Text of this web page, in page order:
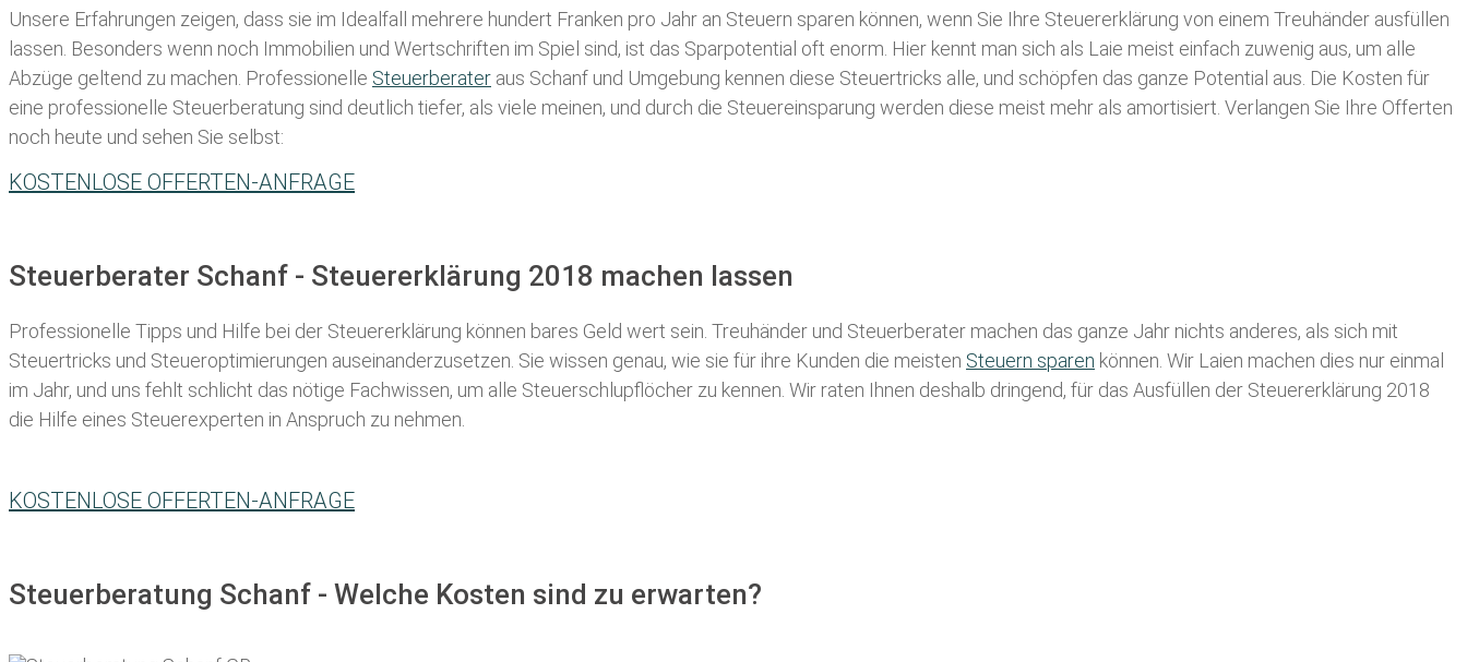
Unsere Erfahrungen zeigen, dass sie im Idealfall mehrere hundert Franken pro Jahr an Steuern sparen können, wenn Sie Ihre Steuererklärung von einem Treuhänder ausfüllen
lassen . Besonders wenn noch Immobilien und Wertschriften im Spiel sind, ist das Sparpotential oft enorm. Hier kennt man sich als Laie meist einfach zuwenig aus, um alle
Abzüge geltend zu machen. Professionelle Steuerberater aus Schanf und Umgebung kennen diese Steuertricks alle, und schöpfen das ganze Potential aus. Die Kosten für
eine professionelle Steuerberatung sind deutlich tiefer, als viele meinen, und durch die Steuereinsparung werden diese meist mehr als amortisiert. Verlangen Sie Ihre Offerten
noch heute und sehen Sie selbst:
KOSTENLOSE OFFERTEN-ANFRAGE
Steuerberater Schanf - Steuererklärung 2018 machen lassen
Professionelle Tipps und Hilfe bei der Steuererklärung können bares Geld wert sein. Treuhänder und Steuerberater machen das ganze Jahr nichts anderes, als sich mit
Steuertricks und Steueroptimierungen auseinanderzusetzen. Sie wissen genau, wie sie für ihre Kunden die meisten Steuern sparen können. Wir Laien machen dies nur einmal
im Jahr, und uns fehlt schlicht das nötige Fachwissen, um alle Steuerschlupflöcher zu kennen. Wir raten Ihnen deshalb dringend, für das Ausfüllen der Steuererklärung 2018
die Hilfe eines Steuerexperten in Anspruch zu nehmen.
KOSTENLOSE OFFERTEN-ANFRAGE
Steuerberatung Schanf - Welche Kosten sind zu erwarten?